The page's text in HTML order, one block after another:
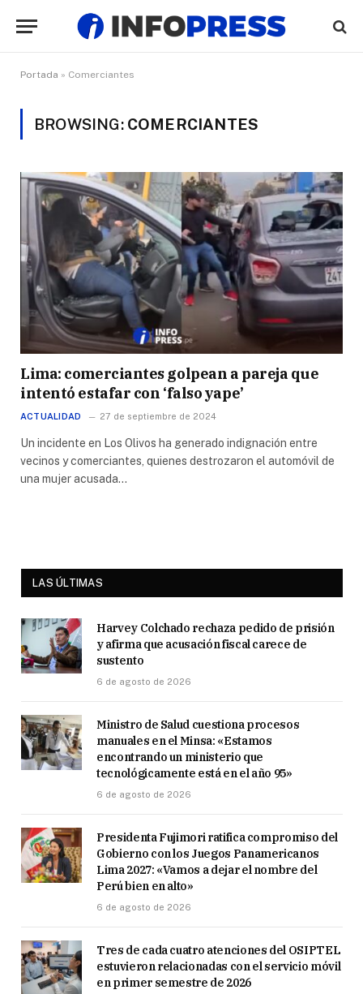
Portada » Comerciantes
BROWSING: COMERCIANTES
Lima: comerciantes golpean a pareja que
intentó estafar con ‘falso yape’
ACTUALIDAD 27 de septiembre de 2024
Un incidente en Los Olivos ha generado indignación entre
vecinos y comerciantes, quienes destrozaron el automóvil de
una mujer acusada…
LAS ÚLTIMAS
Harvey Colchado rechaza pedido de prisión
y afirma que acusación fiscal carece de
sustento
6 de agosto de 2026
Ministro de Salud cuestiona procesos
manuales en el Minsa: «Estamos
encontrando un ministerio que
tecnológicamente está en el año 95»
6 de agosto de 2026
Presidenta Fujimori ratifica compromiso del
Gobierno con los Juegos Panamericanos
Lima 2027: «Vamos a dejar el nombre del
Perú bien en alto»
6 de agosto de 2026
Tres de cada cuatro atenciones del OSIPTEL
estuvieron relacionadas con el servicio móvil
en primer semestre de 2026